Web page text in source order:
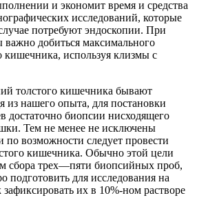
и экономит время и средства
исследований, которые
потребуют эндоскопии. При
важно добиться максимального
кишечника, используя клизмы с
толстого кишечника бывают
из нашего опыта, для постановки
достаточно биопсии нисходящего
Тем не менее не исключены
по возможности следует провести
кишечника. Обычно этой цели
сбора трех—пяти биопсийных проб,
подготовить для исследования на
зафиксировать их в 10%-ном растворе